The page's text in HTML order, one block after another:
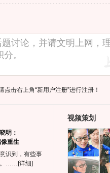
点击右上角“新用户注册”进行注册！
明：
重生
识到，有些事
。…… [详细]
视频策划